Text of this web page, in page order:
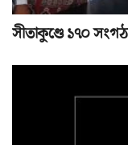
সীতাকুণ্ডে ১৭০